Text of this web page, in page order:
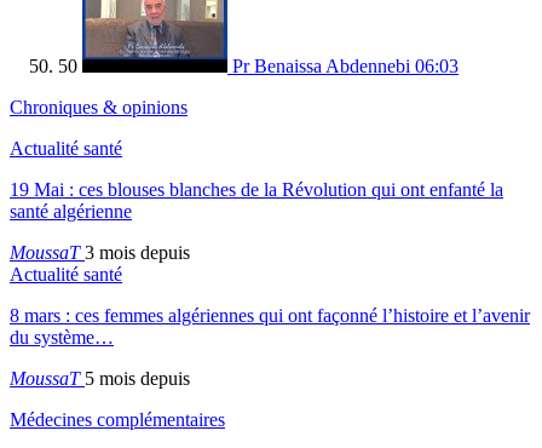
50 Pr Benaissa Abdennebi 06:03
Chroniques & opinions
Actualité santé
19 Mai : ces blouses blanches de la Révolution qui ont enfanté la
santé algérienne
MoussaT3 mois depuis
Actualité santé
8 mars : ces femmes algériennes qui ont façonné l’histoire et l’avenir
du système…
MoussaT 5 mois depuis
Médecines complémentaires